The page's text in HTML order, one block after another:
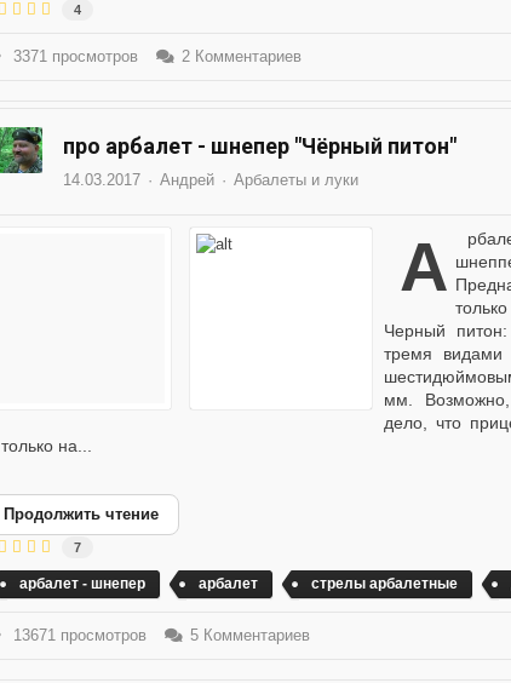
4
3371 просмотров 2 Комментариев
про арбалет - шнепер "Чёрный питон"
14.03.2017 Андрей Арбалеты и луки
Арбалет Черный питон Описание оружия Блочный арбалет-
Черный
тремя
мм. Возможно,
дело, что
только на...
Продолжить чтение
7
арбалет - шнепер арбалет стрелы арбалетные
13671 просмотров 5 Комментариев